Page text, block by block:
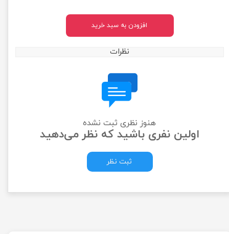
افزودن به سبد خرید
نظرات
هنوز نظری ثبت نشده
اولین نفری باشید که نظر می‌دهید
ثبت نظر